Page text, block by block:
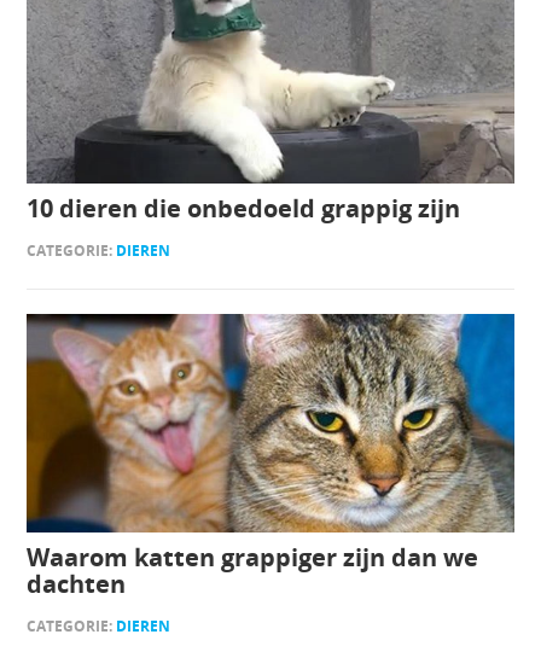
10 dieren die onbedoeld grappig zijn
CATEGORIE: DIEREN
Waarom katten grappiger zijn dan we
dachten
CATEGORIE: DIEREN